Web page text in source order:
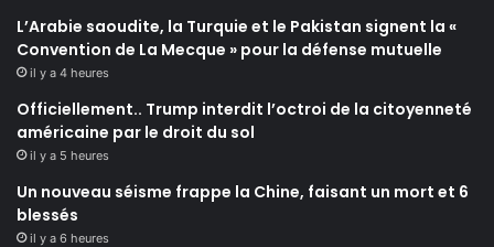
L’Arabie saoudite, la Turquie et le Pakistan signent la «
Convention de La Mecque » pour la défense mutuelle
il y a 4 heures
Officiellement.. Trump interdit l’octroi de la citoyenneté
américaine par le droit du sol
il y a 5 heures
Un nouveau séisme frappe la Chine, faisant un mort et 6
blessés
il y a 6 heures